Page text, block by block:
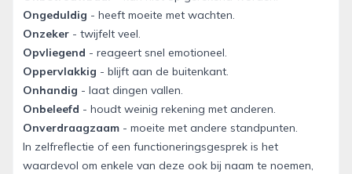
Ongeduldig - heeft moeite met wachten.
Onzeker - twijfelt veel.
Opvliegend - reageert snel emotioneel.
Oppervlakkig - blijft aan de buitenkant.
Onhandig - laat dingen vallen.
Onbeleefd - houdt weinig rekening met anderen.
Onverdraagzaam - moeite met andere standpunten.
In zelfreflectie of een functioneringsgesprek is het
waardevol om enkele van deze ook bij naam te noemen,